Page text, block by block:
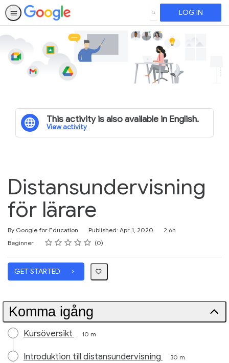
SEARCH LOG IN
This activity is also available in English.
View activity
Distansundervisning
för lärare
By Google for Education Published: Apr 1, 2020
Duration
2.6h
Difficulty
Beginner Rating
1 star
2 stars
3 stars
4 stars
5 stars
Average rating: 0 0
No reviews
GET STARTED
Komma igång
Kursöversikt 10 m
Introduktion till distansundervisning 30 m